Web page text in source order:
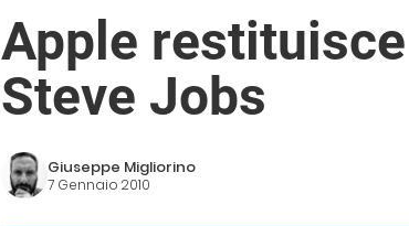
Apple
Steve Jobs
Giuseppe Migliorino
7 Gennaio 2010